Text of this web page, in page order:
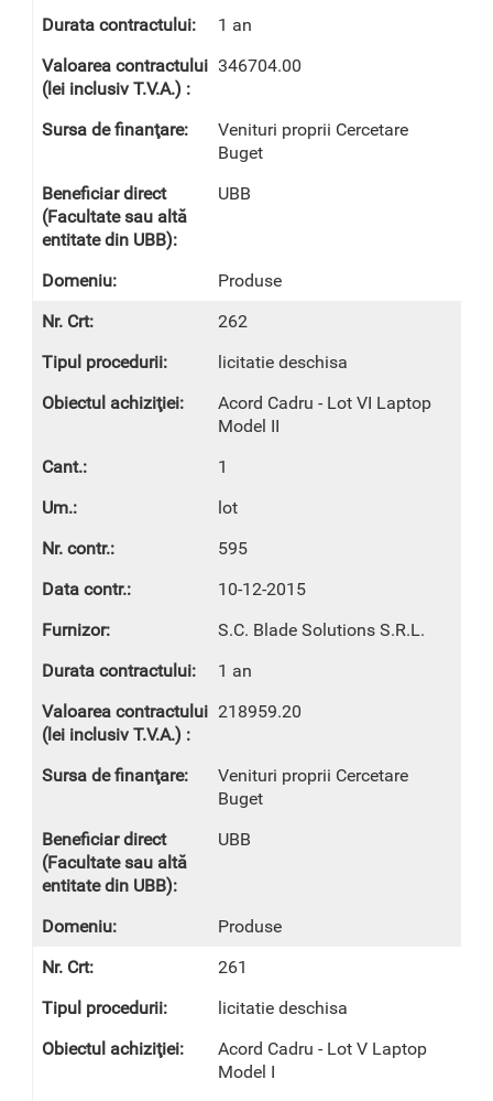
1 an
346704.00
Venituri proprii Cercetare
Buget
UBB
Produse
262
licitatie deschisa
Acord Cadru - Lot VI Laptop
Model II
1
lot
595
10-12-2015
S.C. Blade Solutions S.R.L.
1 an
218959.20
Venituri proprii Cercetare
Buget
UBB
Produse
261
licitatie deschisa
Acord Cadru - Lot V Laptop
Model I